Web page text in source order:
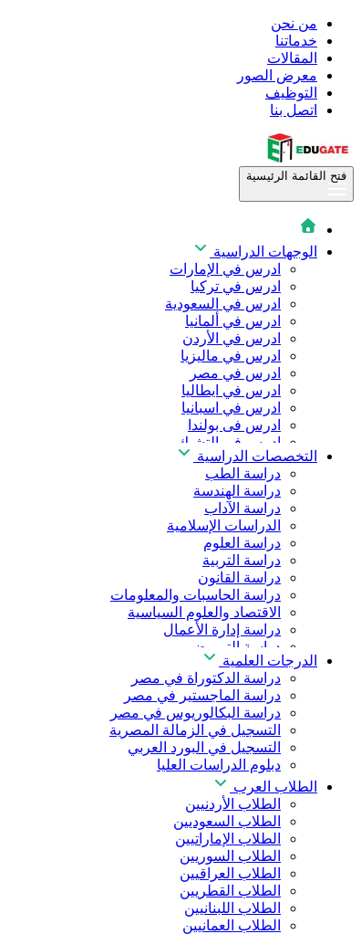
من نحن
خدماتنا
المقالات
معرض الصور
التوظيف
اتصل بنا
فتح القائمة الرئيسية
الوجهات الدراسية
ادرس في الإمارات
ادرس في تركيا
ادرس في السعودية
ادرس في ألمانيا
ادرس في الأردن
ادرس في ماليزيا
ادرس في مصر
ادرس في ايطاليا
ادرس في اسبانيا
ادرس فى بولندا
ادرس فى التشيك
ادرس في المجر
ادرس في الصين
التخصصات الدراسية
دراسة الطب
دراسة الهندسة
دراسة الآداب
الدراسات الإسلامية
دراسة العلوم
دراسة التربية
دراسة القانون
دراسة الحاسبات والمعلومات
الاقتصاد والعلوم السياسية
دراسة إدارة الأعمال
دراسة التمريض
دراسة طب الأسنان
دراسة الصيدلة
دراسة العلوم الصحية
دراسة العلاج الطبيعي
دراسة الذكاء الاصطناعي
دراسة الأمن السيبراني
الدرجات العلمية
دراسة الدكتوراة في مصر
دراسة الماجستير في مصر
دراسة البكالوريوس في مصر
التسجيل في الزمالة المصرية
التسجيل في البورد العربي
دبلوم الدراسات العليا
الطلاب العرب
الطلاب الأردنيين
الطلاب السعوديين
الطلاب الإماراتيين
الطلاب السوريين
الطلاب العراقيين
الطلاب القطريين
الطلاب اللبنانيين
الطلاب العمانيين